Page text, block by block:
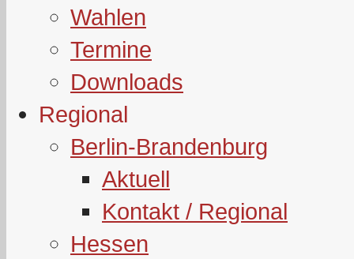
Wahlen
Termine
Downloads
Regional
Berlin-Brandenburg
Aktuell
Kontakt / Regional
Hessen